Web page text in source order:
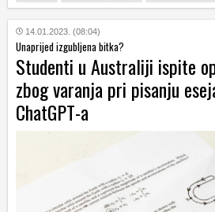
14.01.2023. (08:04)
Unaprijed izgubljena bitka?
Studenti u Australiji ispite
zbog varanja pri pisanju
ChatGPT-a